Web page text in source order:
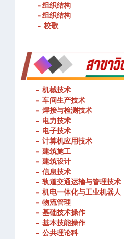
- 组织结构
- 组织结构
- 校歌
- 机械技术
- 车间生产技术
- 焊接与检测技术
- 电力技术
- 电子技术
- 计算机应用技术
-建筑施工
-建筑设计
- 信息技术
- 轨道交通运输与管理技术
- 机电一体化与工业机器人
- 物流管理
- 基础技术操作
- 基本技能操作
- 公共理论科